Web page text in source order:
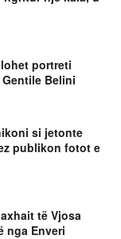
portreti
Belini
si jetonte
publikon fotot e
të Vjosa
nga Enveri